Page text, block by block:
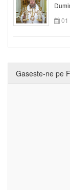
01
Gaseste-ne pe